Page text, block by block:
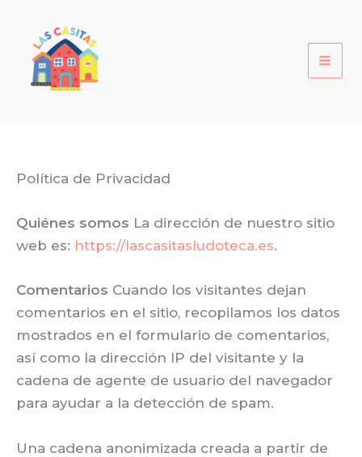
contenido
Política de Privacidad
Quiénes somos La dirección de nuestro sitio
web es: https://lascasitasludoteca.es.
Comentarios Cuando los visitantes dejan
comentarios en el sitio, recopilamos los datos
mostrados en el formulario de comentarios,
así como la dirección IP del visitante y la
cadena de agente de usuario del navegador
para ayudar a la detección de spam.
Una cadena anonimizada creada a partir de